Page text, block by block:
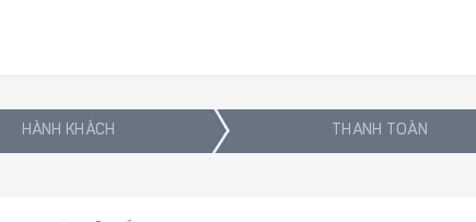
HÀNH KHÁCH THANH TOÁN